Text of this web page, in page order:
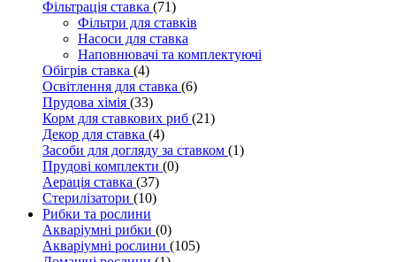
Фільтрація ставка (71)
Фільтри для ставків
Насоси для ставка
Наповнювачі та комплектуючі
Обігрів ставка (4)
Освітлення для ставка (6)
Прудова хімія (33)
Корм для ставкових риб (21)
Декор для ставка (4)
Засоби для догляду за ставком (1)
Прудові комплекти (0)
Аерація ставка (37)
Стерилізатори (10)
Рибки та рослини
Акваріумні рибки (0)
Акваріумні рослини (105)